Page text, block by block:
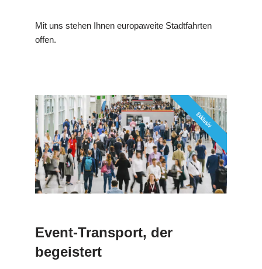
Mit uns stehen Ihnen europaweite Stadtfahrten
offen.
Event-Transport, der
begeistert